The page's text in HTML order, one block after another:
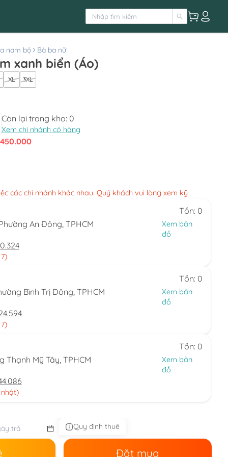
nam bộ Bà ba nữ
xanh biển (Áo)
XL 3XL
Còn lại trong kho: 0
Xem chi nhánh có hàng
450.000
các chi nhánh khác nhau. Quý khách vui lòng xem kỹ
Tồn: 0
An Đông, TPHCM
Xem bản
đồ
Tồn: 0
Bình Trị Đông, TPHCM
Xem bản
đồ
Tồn: 0
Thạnh Mỹ Tây, TPHCM
Xem bản
đồ
Quy định thuê
Đặt mua